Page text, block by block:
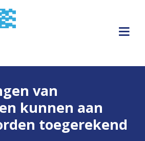
van
kunnen aan
toegerekend